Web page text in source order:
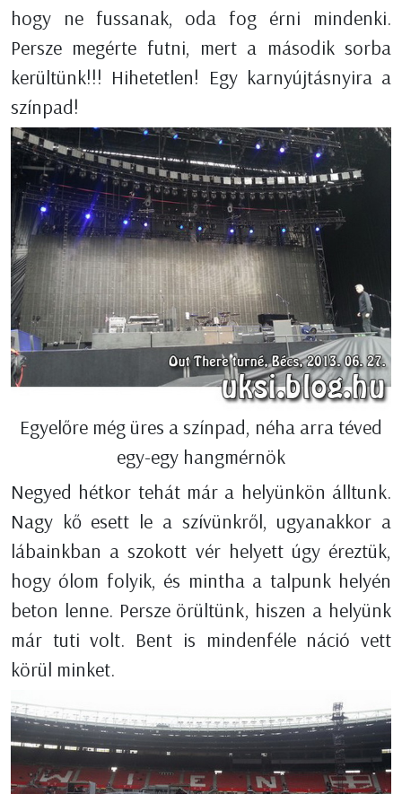
hogy ne fussanak, oda fog érni mindenki.
Persze megérte futni, mert a második sorba
kerültünk!!! Hihetetlen! Egy karnyújtásnyira a
színpad!
Egyelőre még üres a színpad, néha arra téved
egy-egy hangmérnök
Negyed hétkor tehát már a helyünkön álltunk.
Nagy kő esett le a szívünkről, ugyanakkor a
lábainkban a szokott vér helyett úgy éreztük,
hogy ólom folyik, és mintha a talpunk helyén
beton lenne. Persze örültünk, hiszen a helyünk
már tuti volt. Bent is mindenféle náció vett
körül minket.